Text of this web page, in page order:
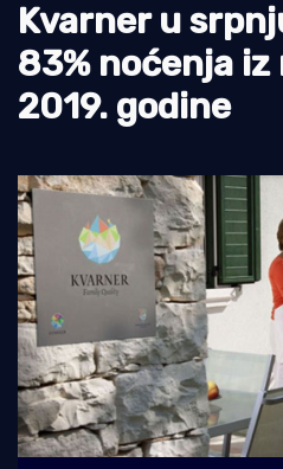
Ekologija
Tradicija i kultura
Kvarner u
83% noćenja
2019. godine